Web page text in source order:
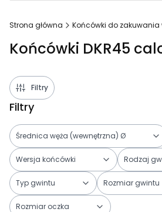
Strona główna Końcówki do zakuwania
Końcówki DKR45
Filtry
Filtry
Średnica węża (wewnętrzna) Ø
Wersja końcówki Rodzaj
Typ gwintu Rozmiar gwintu
Rozmiar oczka